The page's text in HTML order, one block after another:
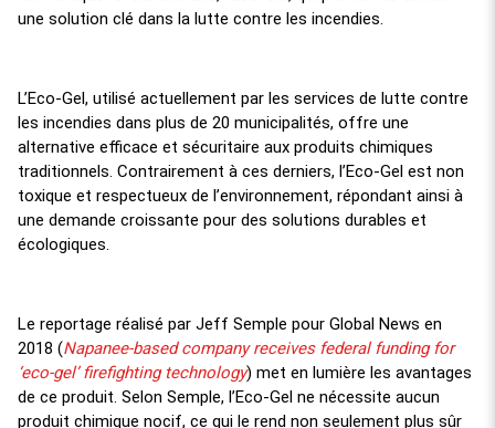
une solution clé dans la lutte contre les incendies.
L’Eco-Gel, utilisé actuellement par les services de lutte contre
les incendies dans plus de 20 municipalités, offre une
alternative efficace et sécuritaire aux produits chimiques
traditionnels. Contrairement à ces derniers, l’Eco-Gel est non
toxique et respectueux de l’environnement, répondant ainsi à
une demande croissante pour des solutions durables et
écologiques.
Le reportage réalisé par Jeff Semple pour Global News en
2018 (Napanee-based company receives federal funding for
‘eco-gel’ firefighting technology) met en lumière les avantages
de ce produit. Selon Semple, l’Eco-Gel ne nécessite aucun
produit chimique nocif, ce qui le rend non seulement plus sûr